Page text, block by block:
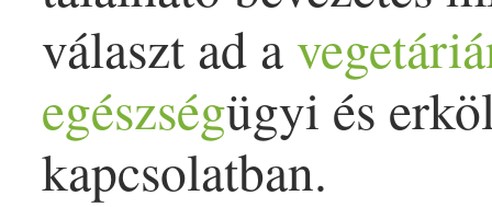
választ ad a
egészségügyi és
kapcsolatban.